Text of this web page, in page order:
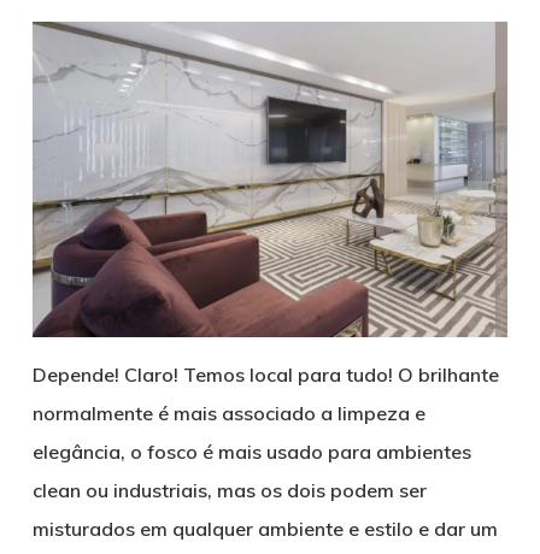
Depende! Claro! Temos local para tudo! O brilhante
normalmente é mais associado a limpeza e
elegância, o fosco é mais usado para ambientes
clean ou industriais, mas os dois podem ser
misturados em qualquer ambiente e estilo e dar um